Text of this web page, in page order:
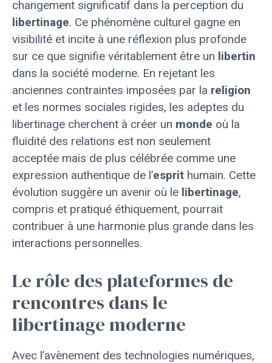
changement significatif dans la perception du
libertinage. Ce phénomène culturel gagne en
visibilité et incite à une réflexion plus profonde
sur ce que signifie véritablement être un libertin
dans la société moderne. En rejetant les
anciennes contraintes imposées par la religion
et les normes sociales rigides, les adeptes du
libertinage cherchent à créer un monde où la
fluidité des relations est non seulement
acceptée mais de plus célébrée comme une
expression authentique de l’esprit humain. Cette
évolution suggère un avenir où le libertinage,
compris et pratiqué éthiquement, pourrait
contribuer à une harmonie plus grande dans les
interactions personnelles.
Le rôle des plateformes de
rencontres dans le
libertinage moderne
Avec l’avènement des technologies numériques,